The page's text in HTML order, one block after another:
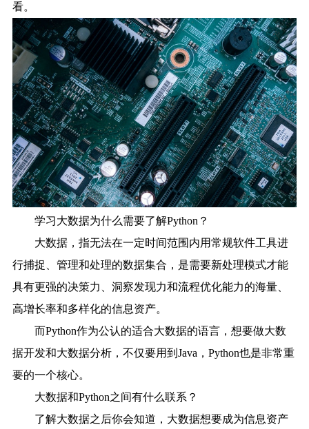
看。
学习大数据为什么需要了解Python？
大数据，指无法在一定时间范围内用常规软件工具进
行捕捉、管理和处理的数据集合，是需要新处理模式才能
具有更强的决策力、洞察发现力和流程优化能力的海量、
高增长率和多样化的信息资产。
而Python作为公认的适合大数据的语言，想要做大数
据开发和大数据分析，不仅要用到Java，Python也是非常重
要的一个核心。
大数据和Python之间有什么联系？
了解大数据之后你会知道，大数据想要成为信息资产